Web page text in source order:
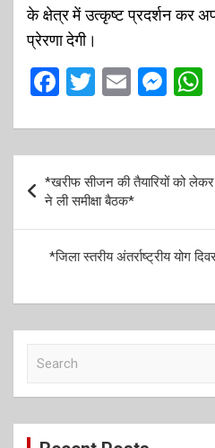
के क्षेत्र में उत्कृष्ट प्रदर्शन कर
प्रेरणा देगी।
F
ce
b
o
o
k
T
tt
E
ail
M
se
n
g
er
s
g
a
*खरीफ सीजन की तैयारियों को
ने ली समीक्षा बैठक*
*जिला स्तरीय अंतर्राष्ट्रीय योग
c